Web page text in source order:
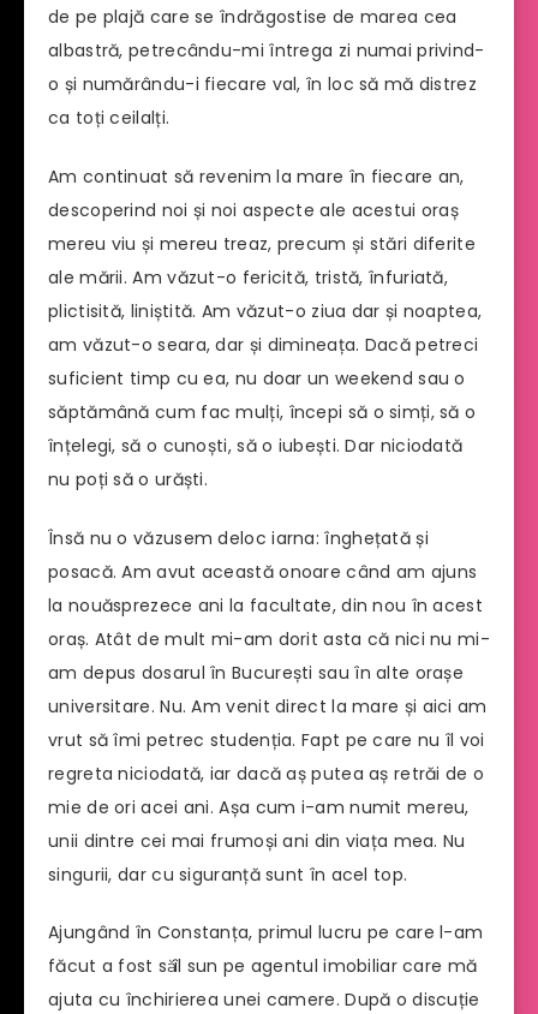
de pe plajă care se îndrăgostise de marea cea
albastră, petrecându-mi întrega zi numai privind-
o și numărându-i fiecare val, în loc să mă distrez
ca toți ceilalți.
Am continuat să revenim la mare în fiecare an,
descoperind noi și noi aspecte ale acestui oraș
mereu viu și mereu treaz, precum și stări diferite
ale mării. Am văzut-o fericită, tristă, înfuriată,
plictisită, liniștită. Am văzut-o ziua dar și noaptea,
am văzut-o seara, dar și dimineața. Dacă petreci
suficient timp cu ea, nu doar un weekend sau o
săptămână cum fac mulți, începi să o simți, să o
înțelegi, să o cunoști, să o iubești. Dar niciodată
nu poți să o urăști.
Însă nu o văzusem deloc iarna: înghețată și
posacă. Am avut această onoare când am ajuns
la nouăsprezece ani la facultate, din nou în acest
oraș. Atât de mult mi-am dorit asta că nici nu mi-
am depus dosarul în București sau în alte orașe
universitare. Nu. Am venit direct la mare și aici am
vrut să îmi petrec studenția. Fapt pe care nu îl voi
regreta niciodată, iar dacă aș putea aș retrăi de o
mie de ori acei ani. Așa cum i-am numit mereu,
unii dintre cei mai frumoși ani din viața mea. Nu
singurii, dar cu siguranță sunt în acel top.
Ajungând în Constanța, primul lucru pe care l-am
făcut a fost sӑ îl sun pe agentul imobiliar care mă
ajuta cu închirierea unei camere. După o discuție